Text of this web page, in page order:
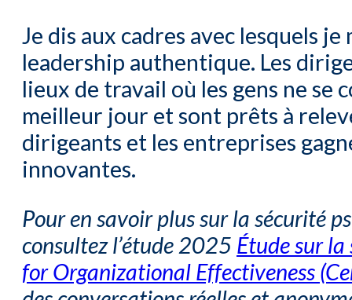
Je dis aux cadres avec lesquels
leadership authentique. Les
lieux de travail où les gens ne se
meilleur jour et sont prêts à
dirigeants et les entreprises
innovantes.
Pour en savoir plus sur la sécurité
consultez l’étude 2025 Étude sur
for Organizational Effectiveness